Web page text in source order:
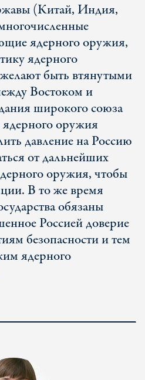
(Китай, Индия,
ядерного оружия,
ядерного
быть втянутыми
Востоком и
широкого союза
оружия
давление на Россию
от дальнейших
оружия, чтобы
В то же время
обязаны
Россией доверие
безопасности и тем
ядерного